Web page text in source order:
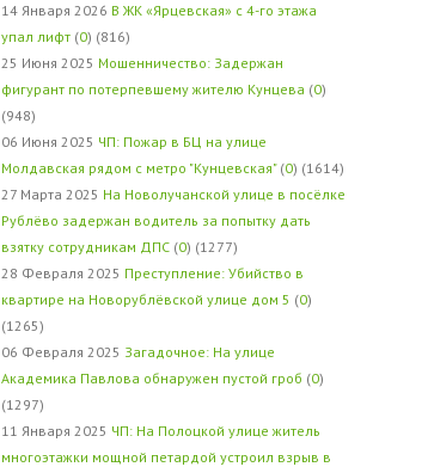
14 Января 2026 В ЖК «Ярцевская» с 4-го этажа
упал лифт (0) (816)
25 Июня 2025 Мошенничество: Задержан
фигурант по потерпевшему жителю Кунцева (0)
(948)
06 Июня 2025 ЧП: Пожар в БЦ на улице
Молдавская рядом с метро "Кунцевская" (0) (1614)
27 Марта 2025 На Новолучанской улице в посёлке
Рублёво задержан водитель за попытку дать
взятку сотрудникам ДПС (0) (1277)
28 Февраля 2025 Преступление: Убийство в
квартире на Новорублёвской улице дом 5 (0)
(1265)
06 Февраля 2025 Загадочное: На улице
Академика Павлова обнаружен пустой гроб (0)
(1297)
11 Января 2025 ЧП: На Полоцкой улице житель
многоэтажки мощной петардой устроил взрыв в